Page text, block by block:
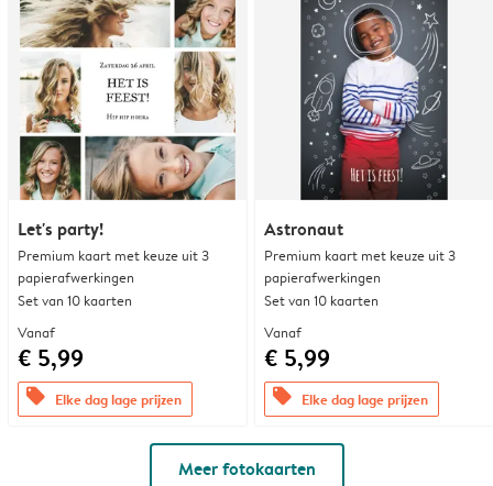
Let's party!
Premium kaart met keuze uit 3
papierafwerkingen
Set van 10 kaarten
Vanaf
€ 5,99
offers Elke dag lage prijzen
Astronaut
Premium kaart met keuze uit 3
papierafwerkingen
Set van 10 kaarten
Vanaf
€ 5,99
offers Elke dag lage prijzen
Meer fotokaarten